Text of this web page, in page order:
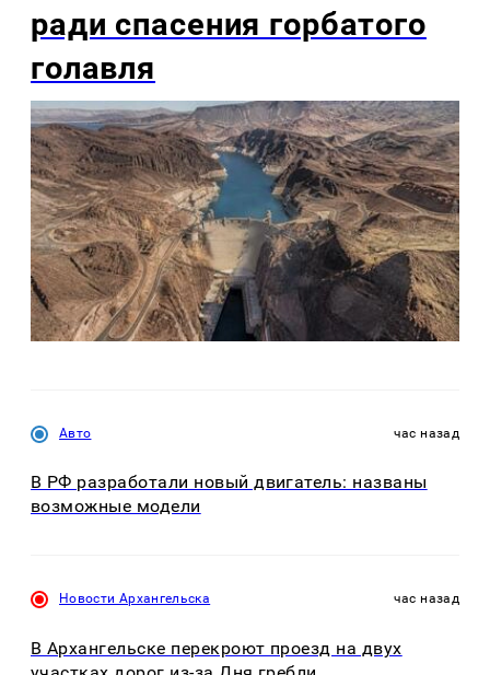
ради спасения горбатого
голавля
Авто час назад
В РФ разработали новый двигатель: названы
возможные модели
Новости Архангельска час назад
В Архангельске перекроют проезд на двух